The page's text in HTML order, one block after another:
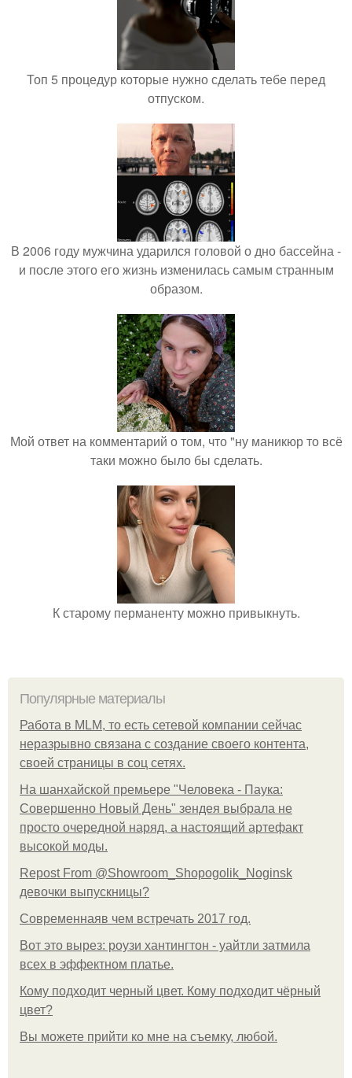
Топ 5 процедур которые нужно сделать тебе перед
отпуском.
В 2006 году мужчина ударился головой о дно бассейна -
и после этого его жизнь изменилась самым странным
образом.
Мой ответ на комментарий о том, что "ну маникюр то всё
таки можно было бы сделать.
К старому перманенту можно привыкнуть.
Популярные материалы
Работа в MLM, то есть сетевой компании сейчас
неразрывно связана с создание своего контента,
своей страницы в соц сетях.
На шанхайской премьере "Человека - Паука:
Совершенно Новый День" зендея выбрала не
просто очередной наряд, а настоящий артефакт
высокой моды.
Repost From @Showroom_Shopogolik_Noginsk
девочки выпускницы?
Современнаяв чем встречать 2017 год.
Вот это вырез: роузи хантингтон - уайтли затмила
всех в эффектном платьe.
Кому подходит черный цвет. Кому подходит чёрный
цвет?
Вы можете прийти ко мне на съемку, любой.